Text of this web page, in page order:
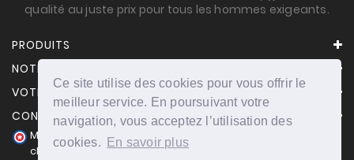
Ce site utilise des cookies pour vous offrir le
meilleur service. En poursuivant votre
navigation, vous acceptez l’utilisation des
cookies.
En savoir plus
qualité au juste prix pour tous les hommes exigeants.
PRODUITS
NOTRE SOCIÉTÉ
VOTRE COMPTE
CONTACT
Marchand approuvé par la Société des Avis Garantis,
cliquez ici pour vérifier.